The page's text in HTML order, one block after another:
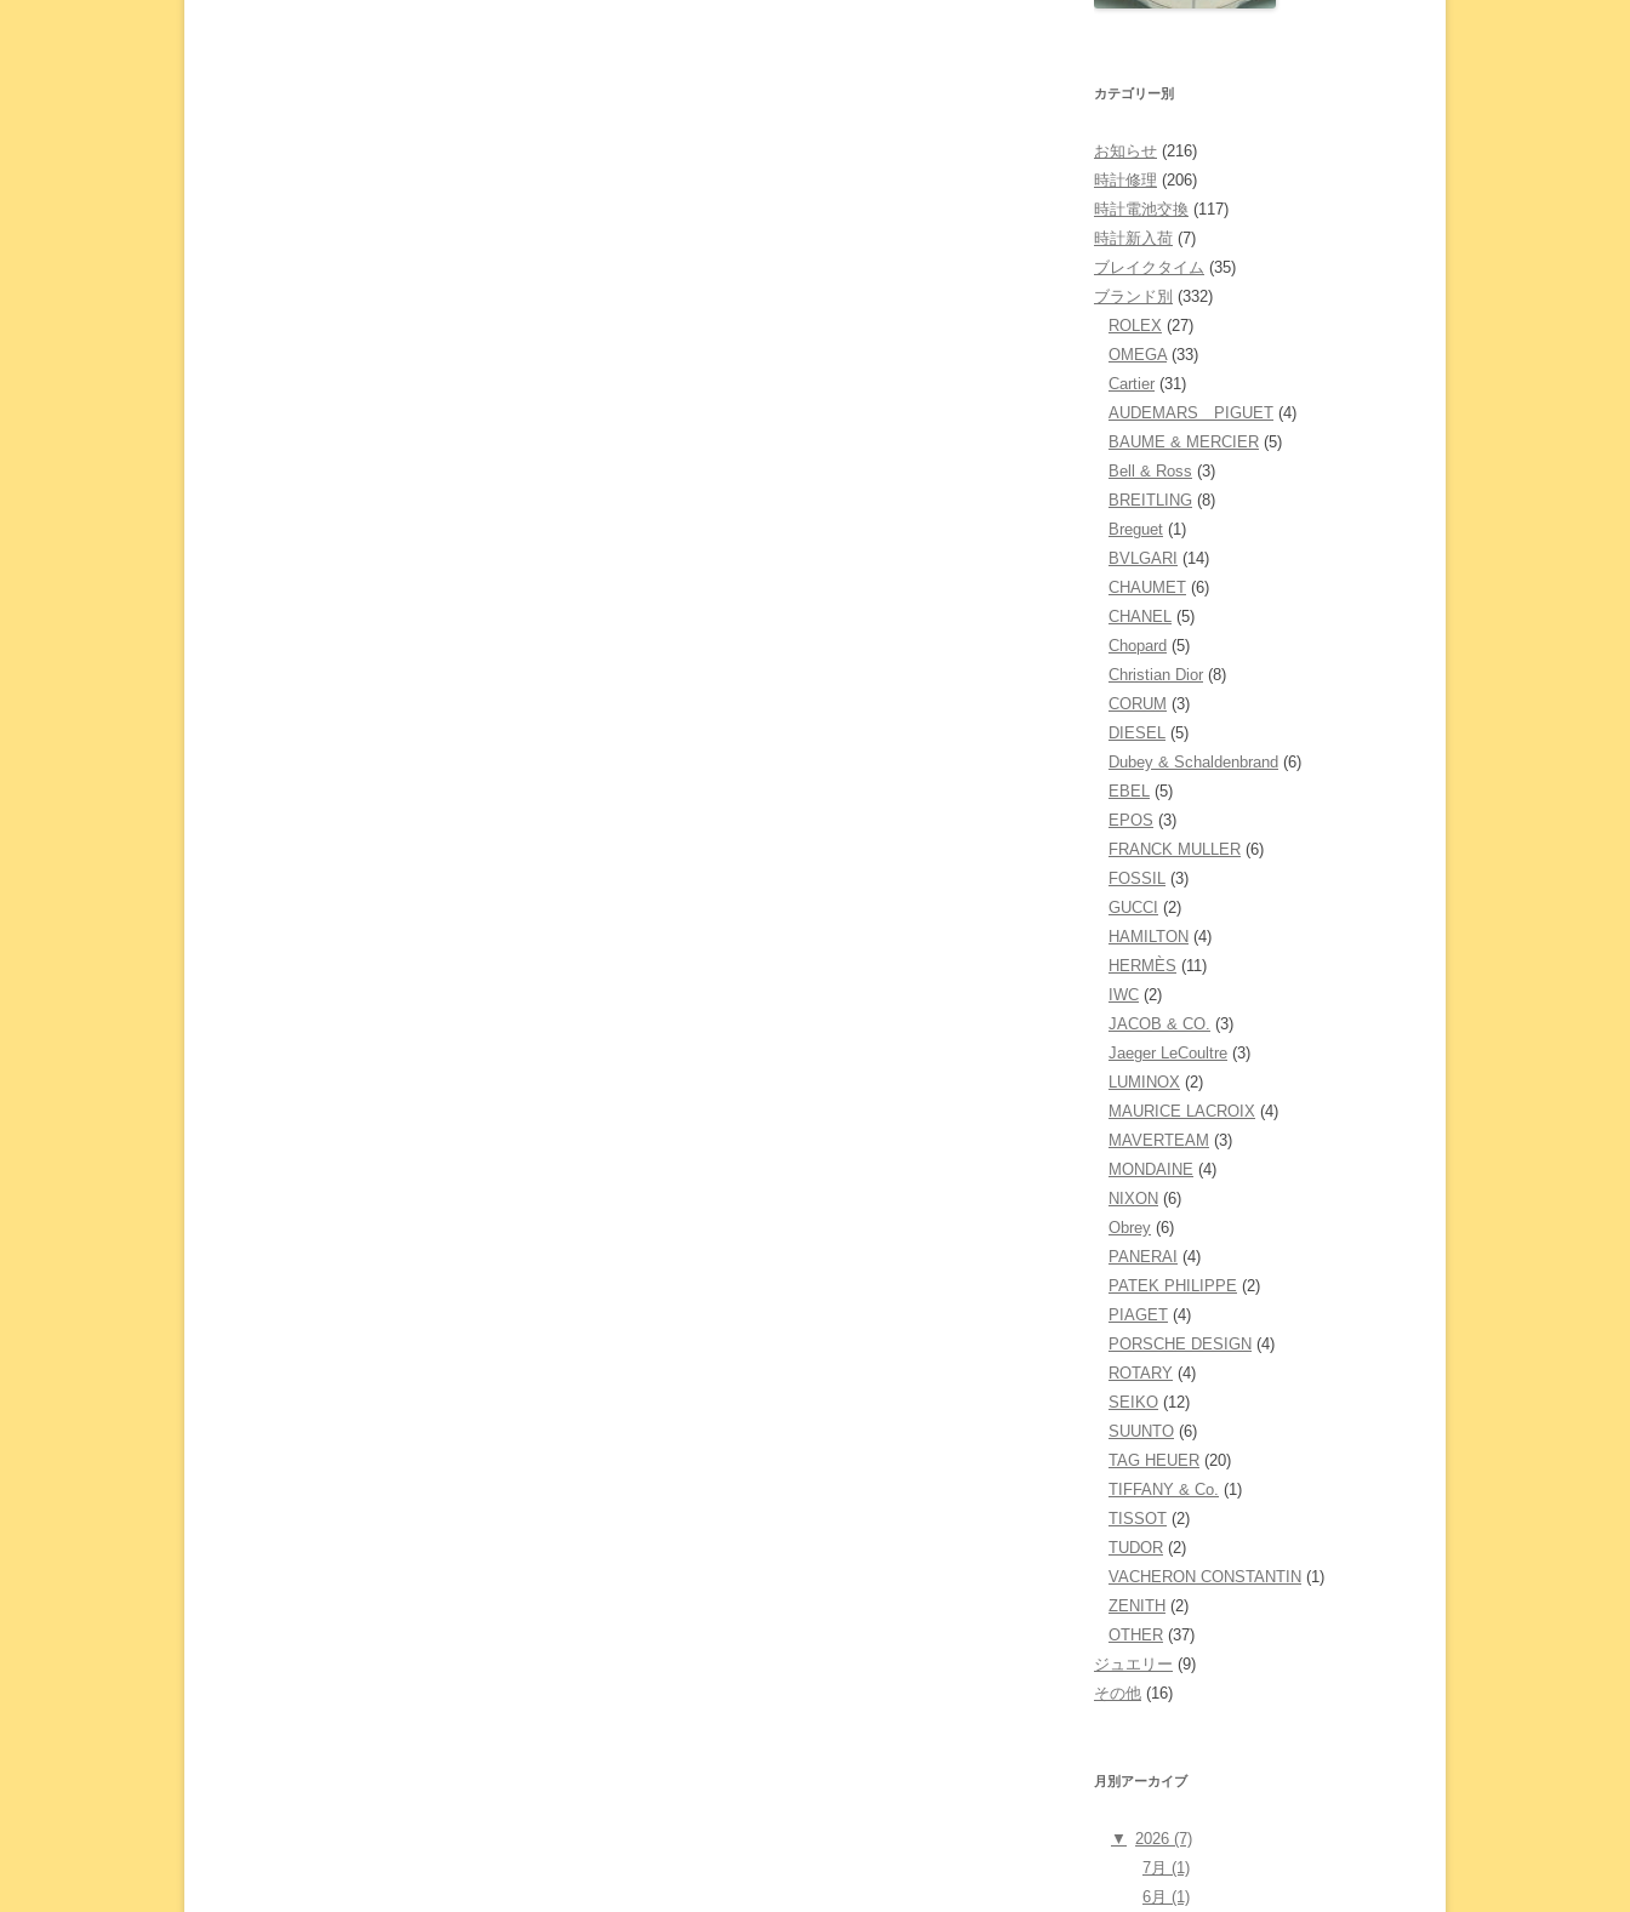
カテゴリー別
お知らせ (216)
時計修理 (206)
時計電池交換 (117)
時計新入荷 (7)
ブレイクタイム (35)
ブランド別 (332)
ROLEX (27)
OMEGA (33)
Cartier (31)
AUDEMARS PIGUET (4)
BAUME & MERCIER (5)
Bell & Ross (3)
BREITLING (8)
Breguet (1)
BVLGARI (14)
CHAUMET (6)
CHANEL (5)
Chopard (5)
Christian Dior (8)
CORUM (3)
DIESEL (5)
Dubey & Schaldenbrand (6)
EBEL (5)
EPOS (3)
FRANCK MULLER (6)
FOSSIL (3)
GUCCI (2)
HAMILTON (4)
HERMÈS (11)
IWC (2)
JACOB & CO. (3)
Jaeger LeCoultre (3)
LUMINOX (2)
MAURICE LACROIX (4)
MAVERTEAM (3)
MONDAINE (4)
NIXON (6)
Obrey (6)
PANERAI (4)
PATEK PHILIPPE (2)
PIAGET (4)
PORSCHE DESIGN (4)
ROTARY (4)
SEIKO (12)
SUUNTO (6)
TAG HEUER (20)
TIFFANY & Co. (1)
TISSOT (2)
TUDOR (2)
VACHERON CONSTANTIN (1)
ZENITH (2)
OTHER (37)
ジュエリー (9)
その他 (16)
月別アーカイブ
▼
2026 (7)
7月 (1)
6月 (1)